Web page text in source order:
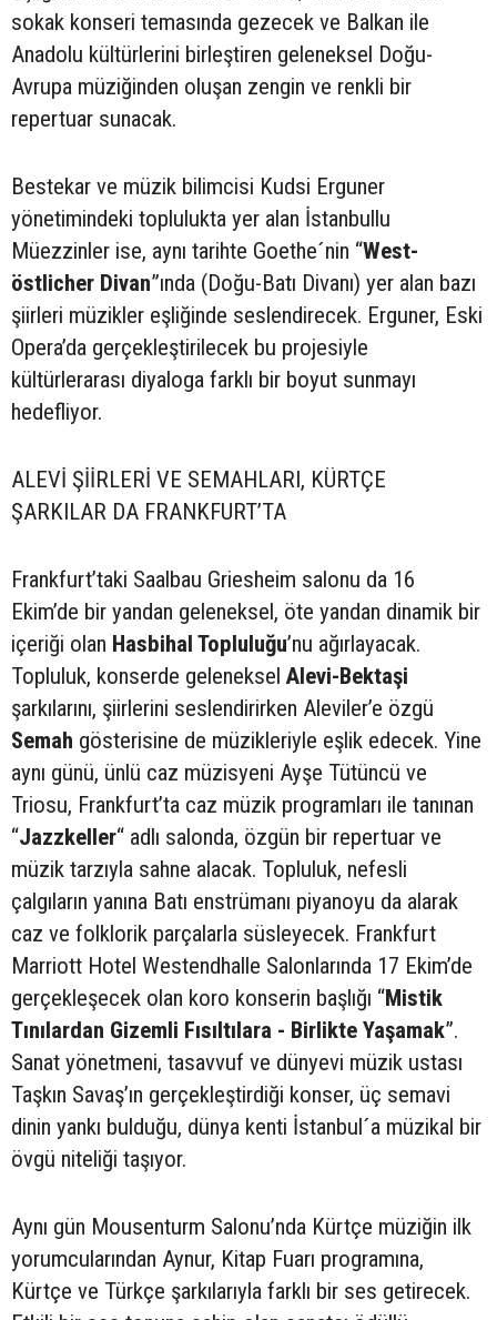
sokak konseri temasında gezecek ve Balkan ile
Anadolu kültürlerini birleştiren geleneksel Doğu-
Avrupa müziğinden oluşan zengin ve renkli bir
repertuar sunacak.
Bestekar ve müzik bilimcisi Kudsi Erguner
yönetimindeki toplulukta yer alan İstanbullu
Müezzinler ise, aynı tarihte Goethe´nin “West-
östlicher Divan”ında (Doğu-Batı Divanı) yer alan bazı
şiirleri müzikler eşliğinde seslendirecek. Erguner, Eski
Opera’da gerçekleştirilecek bu projesiyle
kültürlerarası diyaloga farklı bir boyut sunmayı
hedefliyor.
ALEVİ ŞİİRLERİ VE SEMAHLARI, KÜRTÇE
ŞARKILAR DA FRANKFURT’TA
Frankfurt’taki Saalbau Griesheim salonu da 16
Ekim’de bir yandan geleneksel, öte yandan dinamik bir
içeriği olan Hasbihal Topluluğu’nu ağırlayacak.
Topluluk, konserde gelenekselAlevi-Bektaşi
şarkılarını, şiirlerini seslendirirken Aleviler’e özgü
Semah gösterisine de müzikleriyle eşlik edecek. Yine
aynı günü, ünlü caz müzisyeni Ayşe Tütüncü ve
Triosu, Frankfurt’ta caz müzik programları ile tanınan
“Jazzkeller“ adlı salonda, özgün bir repertuar ve
müzik tarzıyla sahne alacak. Topluluk, nefesli
çalgıların yanına Batı enstrümanı piyanoyu da alarak
caz ve folklorik parçalarla süsleyecek. Frankfurt
Marriott Hotel Westendhalle Salonlarında 17 Ekim’de
gerçekleşecek olan koro konserin başlığı “Mistik
Tınılardan Gizemli Fısıltılara - Birlikte Yaşamak”.
Sanat yönetmeni, tasavvuf ve dünyevi müzik ustası
Taşkın Savaş’ın gerçekleştirdiği konser, üç semavi
dinin yankı bulduğu, dünya kenti İstanbul´a müzikal bir
övgü niteliği taşıyor.
Aynı gün Mousenturm Salonu’nda Kürtçe müziğin ilk
yorumcularından Aynur, Kitap Fuarı programına,
Kürtçe ve Türkçe şarkılarıyla farklı bir ses getirecek.